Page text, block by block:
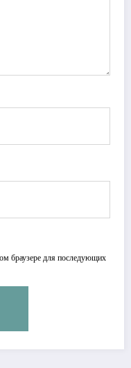
браузере для последующих